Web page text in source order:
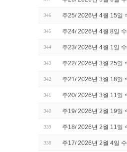
346 주25/ 2026년 4월 15일
345 주24/ 2026년 4월 8일
344 주23/ 2026년 4월 1일
343 주22/ 2026년 3월 25일
342 주21/ 2026년 3월 18일
341 주20/ 2026년 3월 11일
340 주19/ 2026년 2월 19일
339 주18/ 2026년 2월 11일
338 주17/ 2026년 2월 4일